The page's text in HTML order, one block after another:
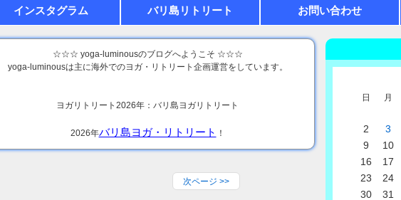
☆☆☆ yoga-luminousのブログへようこそ ☆☆☆
yoga-luminousは主に海外でのヨガ・リトリート企画運営をしています。
ヨガリトリート2026年：バリ島ヨガリトリート
2026年バリ島ヨガ・リトリート ！
次ページ >>
日
月
2
3
9
10
16
17
23
24
30
31
インスタグラム バリ島リトリート お問い合わせ